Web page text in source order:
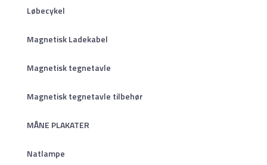
Løbecykel
Magnetisk Ladekabel
Magnetisk tegnetavle
Magnetisk tegnetavle tilbehør
MÅNE PLAKATER
Natlampe